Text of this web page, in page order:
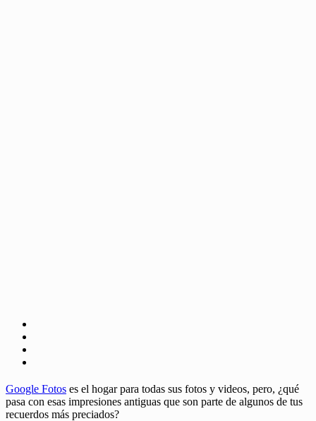
Google Fotos es el hogar para todas sus fotos y videos, pero, ¿qué
pasa con esas impresiones antiguas que son parte de algunos de tus
recuerdos más preciados?